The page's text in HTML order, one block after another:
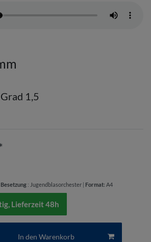
Grad 1,5
Besetzung : Jugendblasorchester Format: A4
Lieferzeit 48h
In den Warenkorb